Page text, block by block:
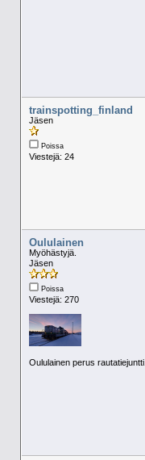
trainspotting_finland
Jäsen
Poissa
Viestejä: 24
Oululainen
Myöhästyjä.
Jäsen
Poissa
Viestejä: 270
Oululainen perus rautatiejuntti.